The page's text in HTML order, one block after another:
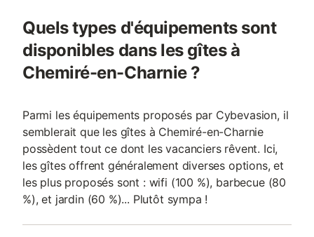
Quels types d'équipements sont
disponibles dans les gîtes à
Chemiré-en-Charnie ?
Parmi les équipements proposés par Cybevasion, il
semblerait que les gîtes à Chemiré-en-Charnie
possèdent tout ce dont les vacanciers rêvent. Ici,
les gîtes offrent généralement diverses options, et
les plus proposés sont : wifi (100 %), barbecue (80
%), et jardin (60 %)... Plutôt sympa !